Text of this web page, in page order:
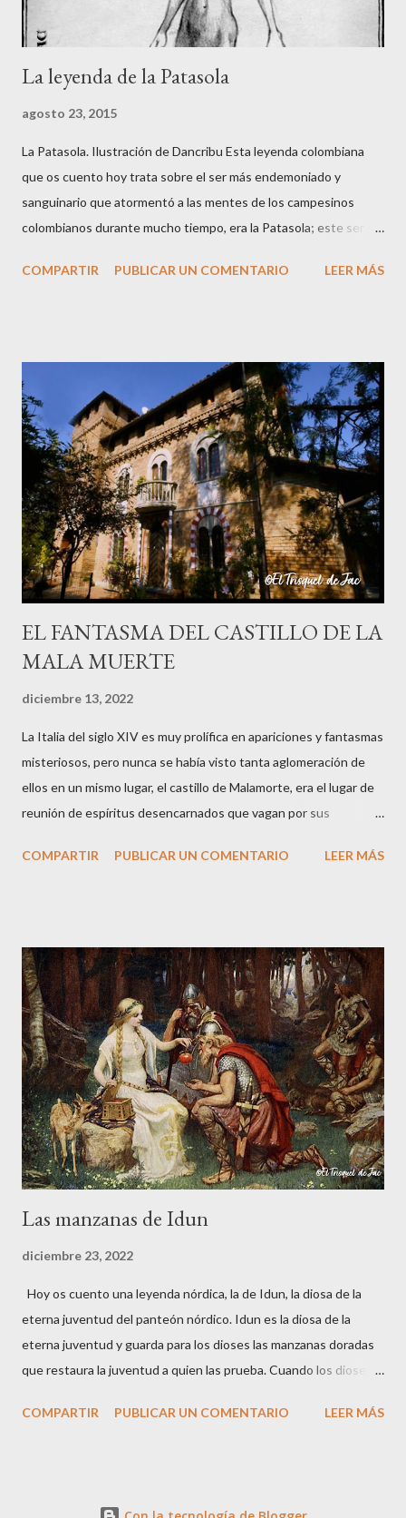
La leyenda de la Patasola
agosto 23, 2015
La Patasola. Ilustración de Dancribu Esta leyenda colombiana
que os cuento hoy trata sobre el ser más endemoniado y
sanguinario que atormentó a las mentes de los campesinos
colombianos durante mucho tiempo, era la Patasola; este ser
una hermosa mujer que avanzaba dando grandes saltos con la
Patasola es el espíritu de una mujer infiel que tenía amores con
el jefe de su marido; cuando éste descubrió el engaño mató a su
jefe con un machete y a ella le cortó una pierna y salió corriendo
su única pierna hasta que se desangró y murió. También cuentan
que era una mujer que perdió una pierna por estar cortando leña
un Viernes Santo, cuando supuestamente nadie debe trabajar ni
hacer nada, y quedó condenada a errar por el mundo, y se oyen ...
COMPARTIR PUBLICAR UN COMENTARIO LEER MÁS
EL FANTASMA DEL CASTILLO DE LA
MALA MUERTE
diciembre 13, 2022
La Italia del siglo XIV es muy prolífica en apariciones y fantasmas
misteriosos, pero nunca se había visto tanta aglomeración de
ellos en un mismo lugar, el castillo de Malamorte, era el lugar de
reunión de espíritus desencarnados que vagan por sus
llevaron a la muerte. Arranco la narración de esta historia veraz
la fortaleza. La noche caía sobre la ciudad de y a Vitorio le
tocaron el hombro por detrás. Las armaduras no dejaban ver los
rostros de aquellos personajes tan peculiares. Le pidieron que
les siguiera y Vitorio, intrigado, decidió hacerlo. Una vez dentro
del castillo, los dos guerreros medievales le señalaron un muro
falso donde estaba guardado un fabuloso tesoro. Solo le
pusieron una condición, pero si no la cumplía a rajatabla...
COMPARTIR PUBLICAR UN COMENTARIO LEER MÁS
Las manzanas de Idun
diciembre 23, 2022
Hoy os cuento una leyenda nórdica, la de Idun, la diosa de la
eterna juventud del panteón nórdico. Idun es la diosa de la
eterna juventud y guarda para los dioses las manzanas doradas
que restaura la juventud a quien las prueba. Cuando los dioses
vista pierde agudeza, solo deben comer estas manzanas para
COMPARTIR PUBLICAR UN COMENTARIO LEER MÁS